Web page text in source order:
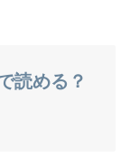
読める？